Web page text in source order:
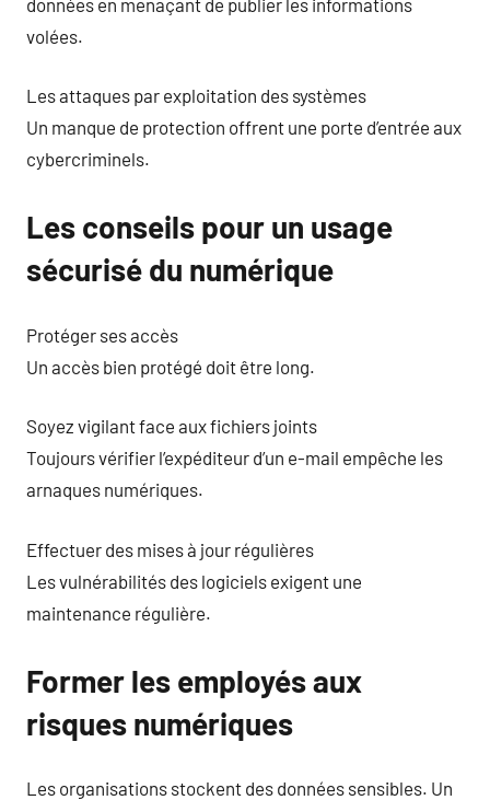
volées.
Les attaques par exploitation des systèmes
Un manque de protection offrent une porte d’entrée aux
cybercriminels.
Les conseils pour un usage
sécurisé du numérique
Protéger ses accès
Un accès bien protégé doit être long.
Soyez vigilant face aux fichiers joints
Toujours vérifier l’expéditeur d’un e-mail empêche les
arnaques numériques.
Effectuer des mises à jour régulières
Les vulnérabilités des logiciels exigent une
maintenance régulière.
Former les employés aux
risques numériques
Les organisations stockent des données sensibles. Un